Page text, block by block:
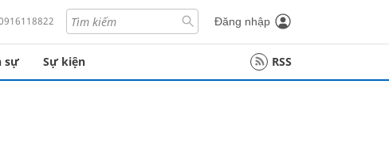
Đăng nhập
sự Sự kiện RSS